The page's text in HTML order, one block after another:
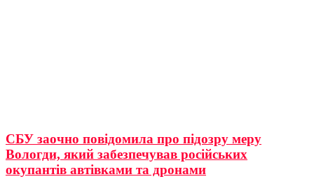
СБУ заочно повідомила про підозру меру
Вологди, який забезпечував російських
окупантів автівками та дронами